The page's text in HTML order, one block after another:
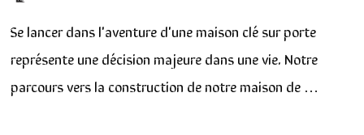
Se lancer dans l'aventure d'une maison clé sur porte
représente une décision majeure dans une vie. Notre
parcours vers la construction de notre maison de …